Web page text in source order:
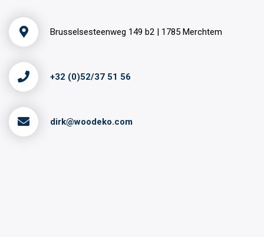
Brusselsesteenweg 149 b2 | 1785 Merchtem
+32 (0)52/37 51 56
dirk@woodeko.com